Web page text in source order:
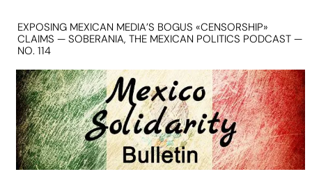
EXPOSING MEXICAN MEDIA’S BOGUS «CENSORSHIP»
CLAIMS — SOBERANIA, THE MEXICAN POLITICS PODCAST —
NO. 114